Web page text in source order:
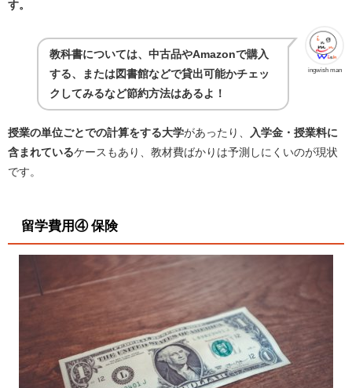
す。
ingwish man
教科書については、中古品やAmazonで購入
する、または図書館などで貸出可能かチェッ
クしてみるなど節約方法はあるよ！
授業の単位ごとでの計算をする大学があったり、
入学金・授業料に
含まれているケースもあり、教材費ばかりは予測しにくいのが現状
です。
留学費用④ 保険